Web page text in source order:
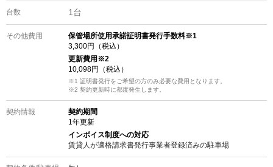
台数 1 台
その他費用
保管場所使用承諾証明書発行手数料※1
3,300円（税込）
更新費用※2
10,098円（税込）
※1 証明書発行をご希望の方のみ必要な費用となります。
※2 契約更新時に都度発生します。
契約情報
契約期間
1 年更新
インボイス制度への対応
賃貸人が適格請求書発行事業者登録済みの駐車場